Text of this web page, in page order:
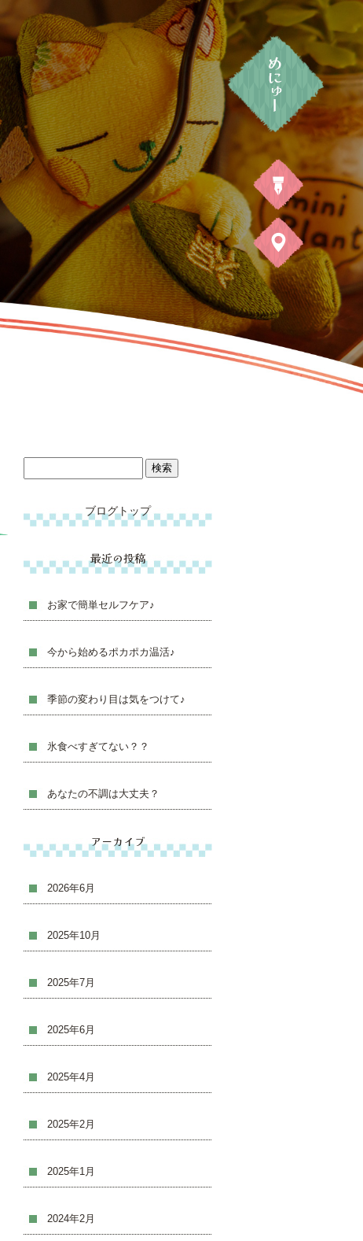
ブログトップ
最近の投稿
お家で簡単セルフケア♪
今から始めるポカポカ温活♪
季節の変わり目は気をつけて♪
氷食べすぎてない？？
あなたの不調は大丈夫？
アーカイブ
2026年6月
2025年10月
2025年7月
2025年6月
2025年4月
2025年2月
2025年1月
2024年2月